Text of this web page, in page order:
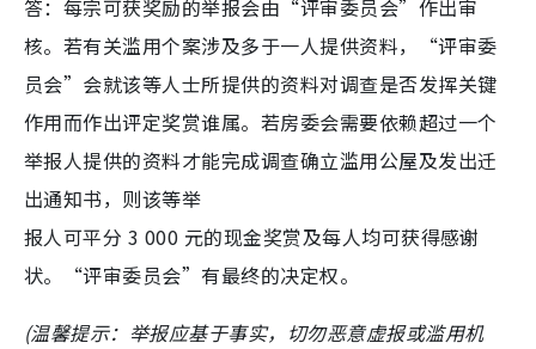
答：每宗可获奖励的举报会由“评审委员会”作出审
核。若有关滥用个案涉及多于一人提供资料，“评审委
员会”会就该等人士所提供的资料对调查是否发挥关键
作用而作出评定奖赏谁属。若房委会需要依赖超过一个
举报人提供的资料才能完成调查确立滥用公屋及发出迁
出通知书，则该等举
报人可平分 3 000 元的现金奖赏及每人均可获得感谢
状。“评审委员会”有最终的决定权。
(温馨提示：举报应基于事实，切勿恶意虚报或滥用机